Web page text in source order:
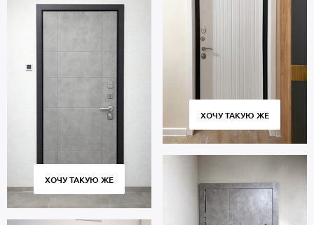
ХОЧУ ТАКУЮ ЖЕ
ХОЧУ ТАКУЮ ЖЕ